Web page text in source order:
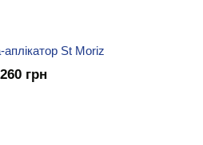
аплікатор St Moriz
260 грн